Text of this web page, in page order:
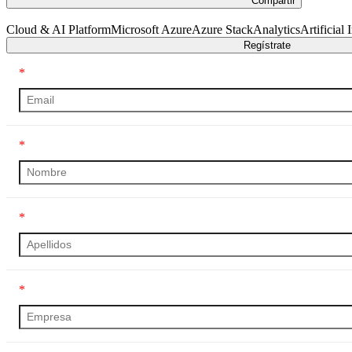
Cloud & AI PlatformMicrosoft AzureAzure StackAnalyticsArtificial
Regístrate
*
*
*
*